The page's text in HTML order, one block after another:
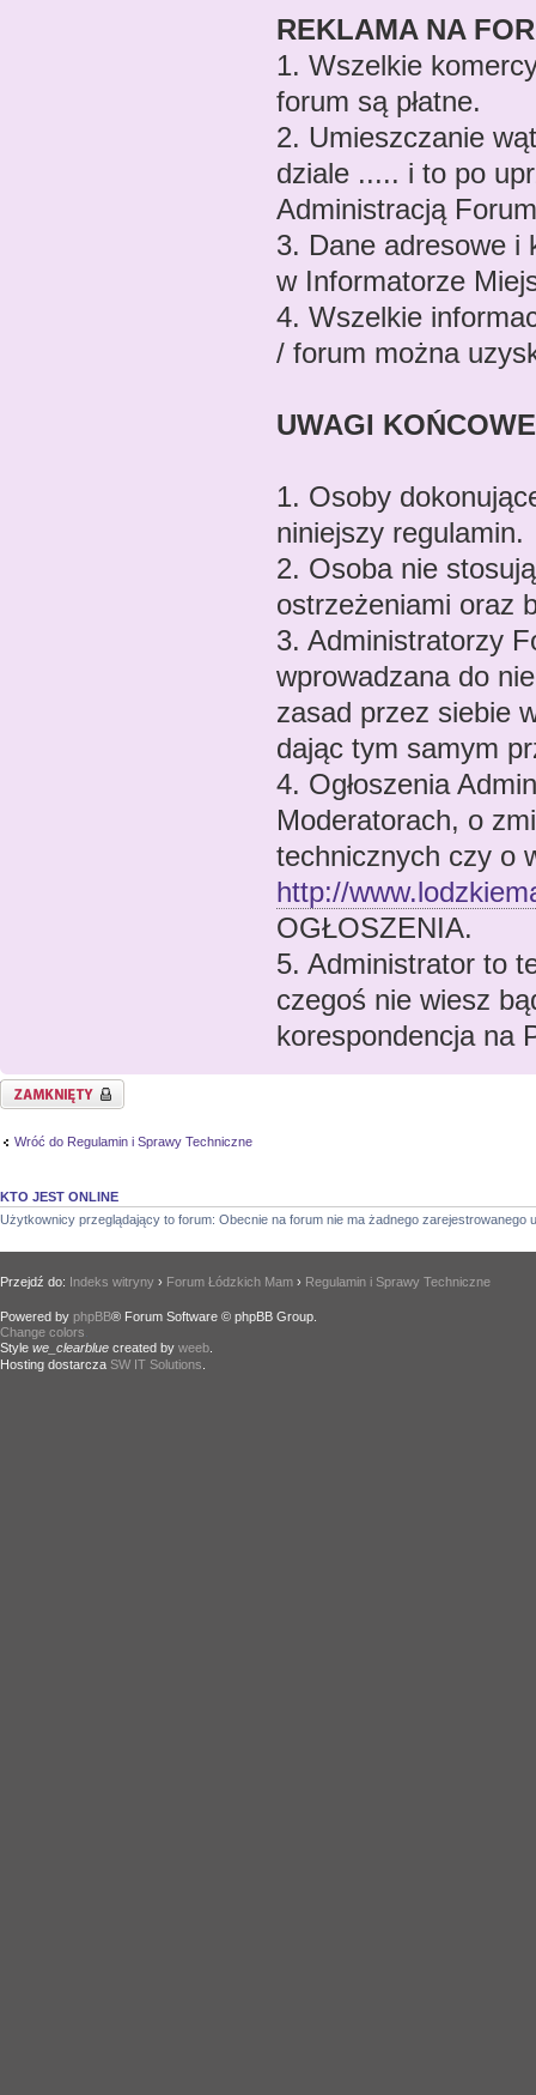
REKLAMA NA
1. Wszelkie
forum są płatne.
2. Umieszczanie
dziale ..... i to po
Administracją
3. Dane adresowe i
w Informatorze
4. Wszelkie
/ forum można
UWAGI KOŃCOWE
1. Osoby
niniejszy regulamin.
2. Osoba nie
ostrzeżeniami oraz
3. Administratorzy
wprowadzana do
zasad przez siebie
dając tym samym
4. Ogłoszenia
Moderatorach, o
technicznych czy o
http://
OGŁOSZENIA.
5. Administrator to
czegoś nie wiesz
korespondencja na
Temat zamknięty
Wróć do Regulamin i Sprawy Techniczne
KTO JEST ONLINE
Użytkownicy przeglądający to forum: Obecnie na forum nie ma żadnego zarejestrowanego
Przejdź do: Indeks witryny › Forum Łódzkich Mam › Regulamin i Sprawy Techniczne
Powered by phpBB® Forum Software © phpBB Group.
Change colors
Style we_clearblue created by weeb
Hosting dostarcza SW IT Solutions